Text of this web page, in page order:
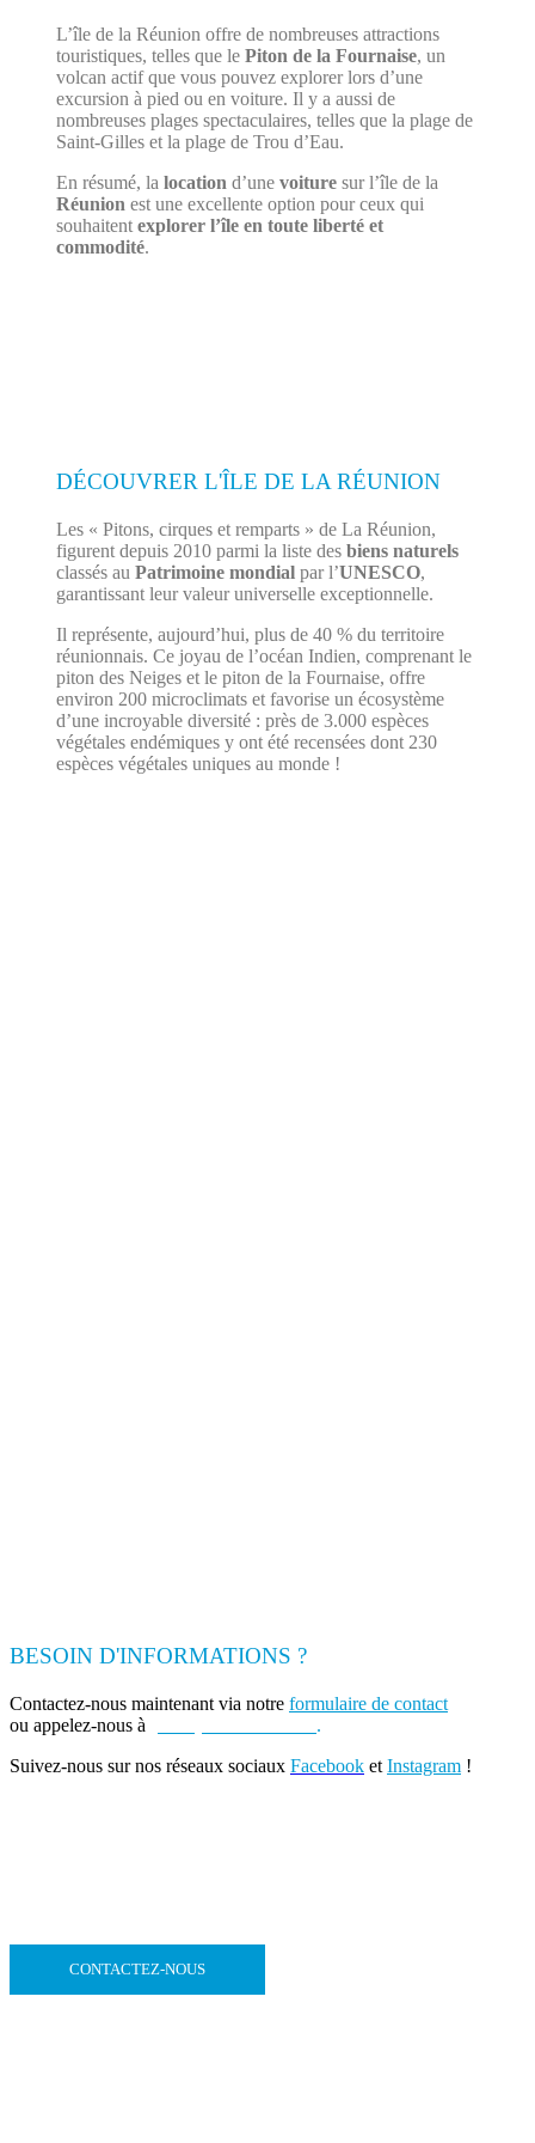
L’île de la Réunion offre de nombreuses attractions
touristiques, telles que le Piton de la Fournaise, un
volcan actif que vous pouvez explorer lors d’une
excursion à pied ou en voiture. Il y a aussi de
nombreuses plages spectaculaires, telles que la plage de
Saint-Gilles et la plage de Trou d’Eau.
En résumé, la location d’unevoituresur l’île de la
Réunion est une excellente option pour ceux qui
souhaitent explorer l’île en toute liberté et
commodité.
DÉCOUVRER L'ÎLE DE LA RÉUNION
Les « Pitons, cirques et remparts » de La Réunion,
figurent depuis 2010 parmi la liste des biens naturels
classés au Patrimoine mondialpar l’UNESCO,
garantissant leur valeur universelle exceptionnelle.
Il représente, aujourd’hui, plus de 40 % du territoire
réunionnais. Ce joyau de l’océan Indien, comprenant le
piton des Neiges et le piton de la Fournaise, offre
environ 200 microclimats et favorise un écosystème
d’une incroyable diversité : près de 3.000 espèces
végétales endémiques y ont été recensées dont 230
espèces végétales uniques au monde !
BESOIN D'INFORMATIONS ?
Contactez-nous maintenant via notre formulaire de contact
ou appelez-nous à
.
Suivez-nous sur nos réseaux sociaux Facebook et Instagram !
CONTACTEZ-NOUS